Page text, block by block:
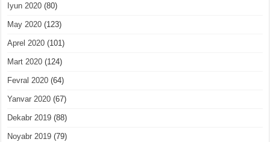
Iyun 2020 (80)
May 2020 (123)
Aprel 2020 (101)
Mart 2020 (124)
Fevral 2020 (64)
Yanvar 2020 (67)
Dekabr 2019 (88)
Noyabr 2019 (79)